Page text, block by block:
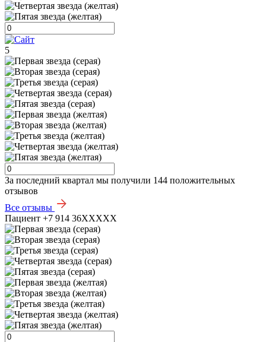
5
За последний квартал мы получили 144 положительных
отзывов
Все отзывы
Пациент +7 914 36XXXXX